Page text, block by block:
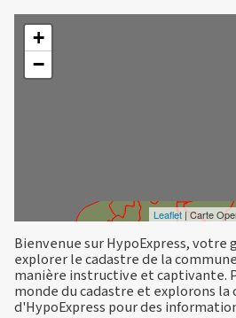
+
−
Leaflet | Carte
Bienvenue sur HypoExpress,
explorer le cadastre de la
manière instructive et captivante.
monde du cadastre et explorons
d'HypoExpress pour des